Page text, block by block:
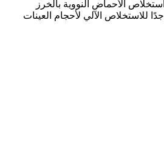
الأحماض النووية بالخرز
للاستخلاص الآلي لأحجام العينات